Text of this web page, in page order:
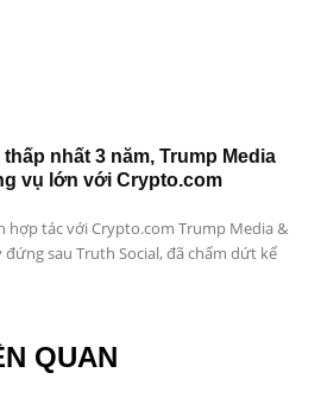
nhất 3 năm, Trump Media
vụ lớn với Crypto.com
hợp tác với Crypto.com Trump Media &
sau Truth Social, đã chấm dứt kế
QUAN